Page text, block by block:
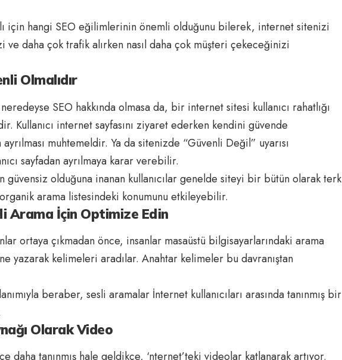
için hangi SEO eğilimlerinin önemli olduğunu bilerek, internet sitenizi
ve daha çok trafik alırken nasıl daha çok müşteri çekeceğinizi
Olmalıdır
SEO hakkında olmasa da, bir internet sitesi kullanıcı rahatlığı
Kullanıcı internet sayfasını ziyaret ederken kendini güvende
muhtemeldir. Ya da sitenizde “Güvenli Değil” uyarısı
sayfadan ayrılmaya karar verebilir.
güvensiz olduğuna inanan kullanıcılar genelde siteyi bir bütün olarak terk
arama listesindeki konumunu etkileyebilir.
Arama İçin Optimize Edin
ortaya çıkmadan önce, insanlar masaüstü bilgisayarlarındaki arama
yazarak kelimeleri aradılar. Anahtar kelimeler bu davranıştan
beraber, sesli aramalar İnternet kullanıcıları arasında tanınmış bir
Olarak Video
daha tanınmış hale geldikçe, ‘nternet’teki videolar katlanarak artıyor.